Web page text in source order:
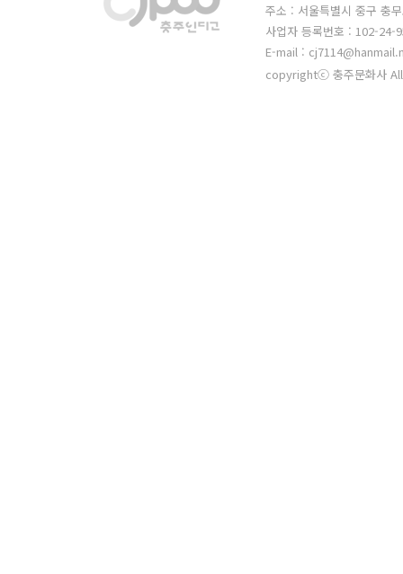
주소 : 서울특별시 중구 충
사업자 등록번호 : 102-24-
E-mail :
copyrightⓒ 충주문화사